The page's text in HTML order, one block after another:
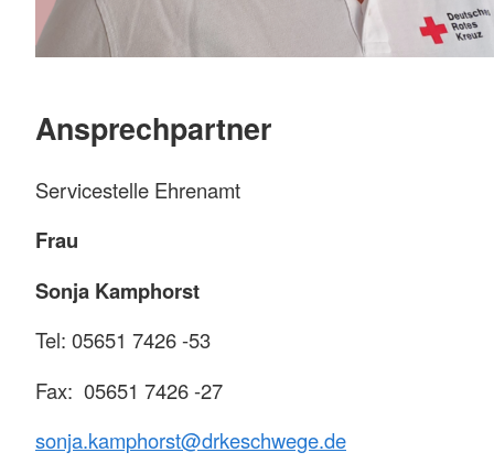
Ansprechpartner
Servicestelle Ehrenamt
Frau
Sonja Kamphorst
Tel: 05651 7426 -53
Fax: 05651 7426 -27
sonja.kamphorst@drkeschwege.de